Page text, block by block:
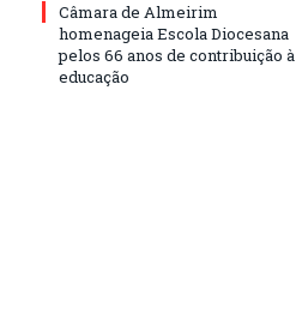
Câmara de Almeirim
homenageia Escola Diocesana
pelos 66 anos de contribuição à
educação